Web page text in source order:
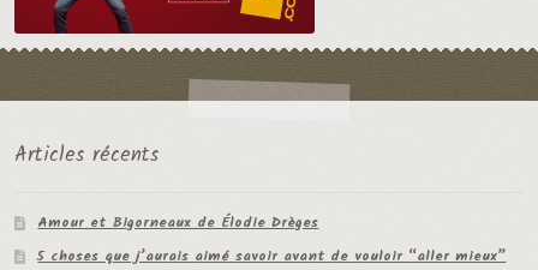
Articles récents
Amour et Bigorneaux de Élodie Drèges
5 choses que j’aurais aimé savoir avant de vouloir “aller mieux”